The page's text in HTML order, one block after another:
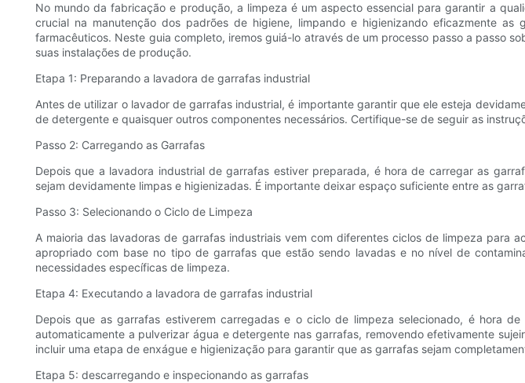
No mundo da fabricação e produção, a limpeza é um aspecto essencial para garantir a
crucial na manutenção dos padrões de higiene, limpando e higienizando eficazmente
farmacêuticos. Neste guia completo, iremos guiá-lo através de um processo passo a passo
suas instalações de produção.
Etapa 1: Preparando a lavadora de garrafas industrial
Antes de utilizar o lavador de garrafas industrial, é importante garantir que ele esteja
de detergente e quaisquer outros componentes necessários. Certifique-se de seguir as
Passo 2: Carregando as Garrafas
Depois que a lavadora industrial de garrafas estiver preparada, é hora de carregar as
sejam devidamente limpas e higienizadas. É importante deixar espaço suficiente entre as
Passo 3: Selecionando o Ciclo de Limpeza
A maioria das lavadoras de garrafas industriais vem com diferentes ciclos de limpeza para
apropriado com base no tipo de garrafas que estão sendo lavadas e no nível de
necessidades específicas de limpeza.
Etapa 4: Executando a lavadora de garrafas industrial
Depois que as garrafas estiverem carregadas e o ciclo de limpeza selecionado, é hora
automaticamente a pulverizar água e detergente nas garrafas, removendo efetivamente
incluir uma etapa de enxágue e higienização para garantir que as garrafas sejam
Etapa 5: descarregando e inspecionando as garrafas